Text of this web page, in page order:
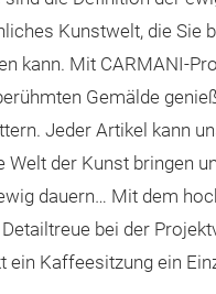
Kunstwelt, die Sie
kann. Mit CARMANI-
Gemälde
Jeder Artikel kann
der Kunst bringen
dauern… Mit dem
bei der
ein Kaffeesitzung ein